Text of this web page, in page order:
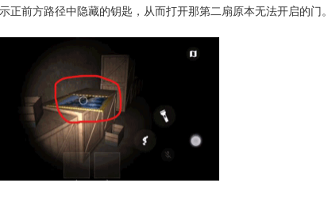
正前方路径中隐藏的钥匙，从而打开那第二扇原本无法开启的门。